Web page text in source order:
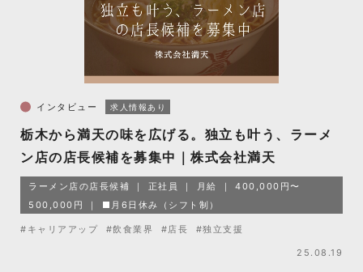
インタビュー 求人情報あり
栃木から満天の味を広げる。独立も叶う、ラーメ
ン店の店長候補を募集中｜株式会社満天
ラーメン店の店長候補 正社員 月給
400,000円〜
500,000円
■月6日休み（シフト制）
#キャリアアップ #飲食業界 #店長 #独立支援
25.08.19